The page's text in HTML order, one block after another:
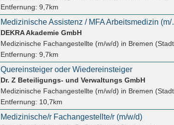
Entfernung: 9,7km
DEKRA Akademie GmbH
Medizinische Fachangestellte (m/w/d) in Bremen
Entfernung: 9,7km
Quereinsteiger oder Wiedereinsteiger
Dr. Z Beteiligungs- und Verwaltungs GmbH
Medizinische Fachangestellte (m/w/d) in Bremen
Entfernung: 10,7km
Medizinische/r Fachangestellte/r (m/w/d)